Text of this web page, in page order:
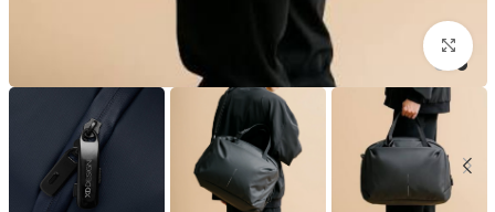
לחצו להגדלה